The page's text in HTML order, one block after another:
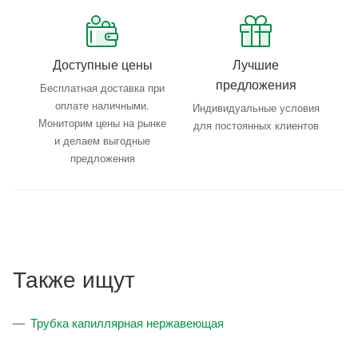
Доступные цены
Бесплатная доставка при
оплате наличными.
Мониторим цены на рынке
и делаем выгодные
предложения
Лучшие
предложения
Индивидуальные условия
для постоянных клиентов
Также ищут
Трубка капиллярная нержавеющая